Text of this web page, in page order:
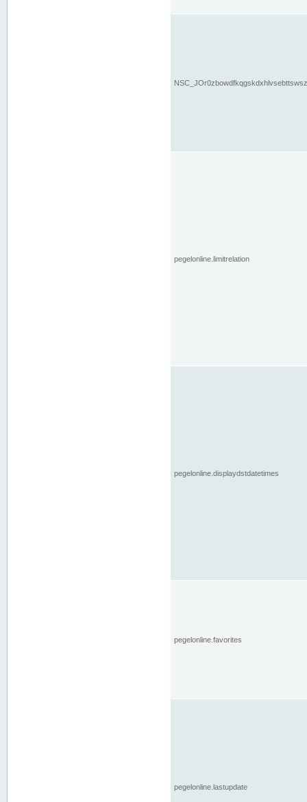
pegelonline.limitrelation
pegelonline.displaydstdatetimes
pegelonline.favorites
pegelonline.lastupdate